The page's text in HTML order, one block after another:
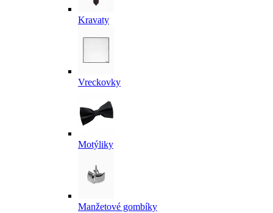
Kravaty
Vreckovky
Motýliky
Manžetové gombíky